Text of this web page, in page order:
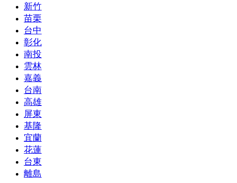
新竹
苗栗
台中
彰化
南投
雲林
嘉義
台南
高雄
屏東
基隆
宜蘭
花蓮
台東
離島